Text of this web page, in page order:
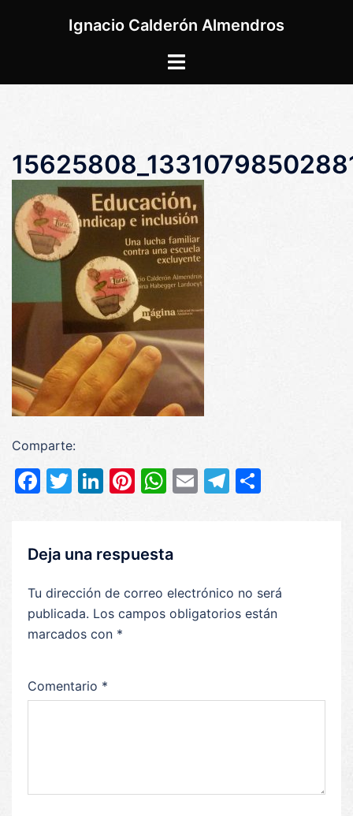
Ignacio Calderón Almendros
Alternar
Comparte:
Facebook
Twitter
LinkedIn
Pinterest
WhatsApp
EmailTelegram
Deja una respuesta
Tu dirección de correo electrónico no será
publicada. Los campos obligatorios están
marcados con *
Comentario *